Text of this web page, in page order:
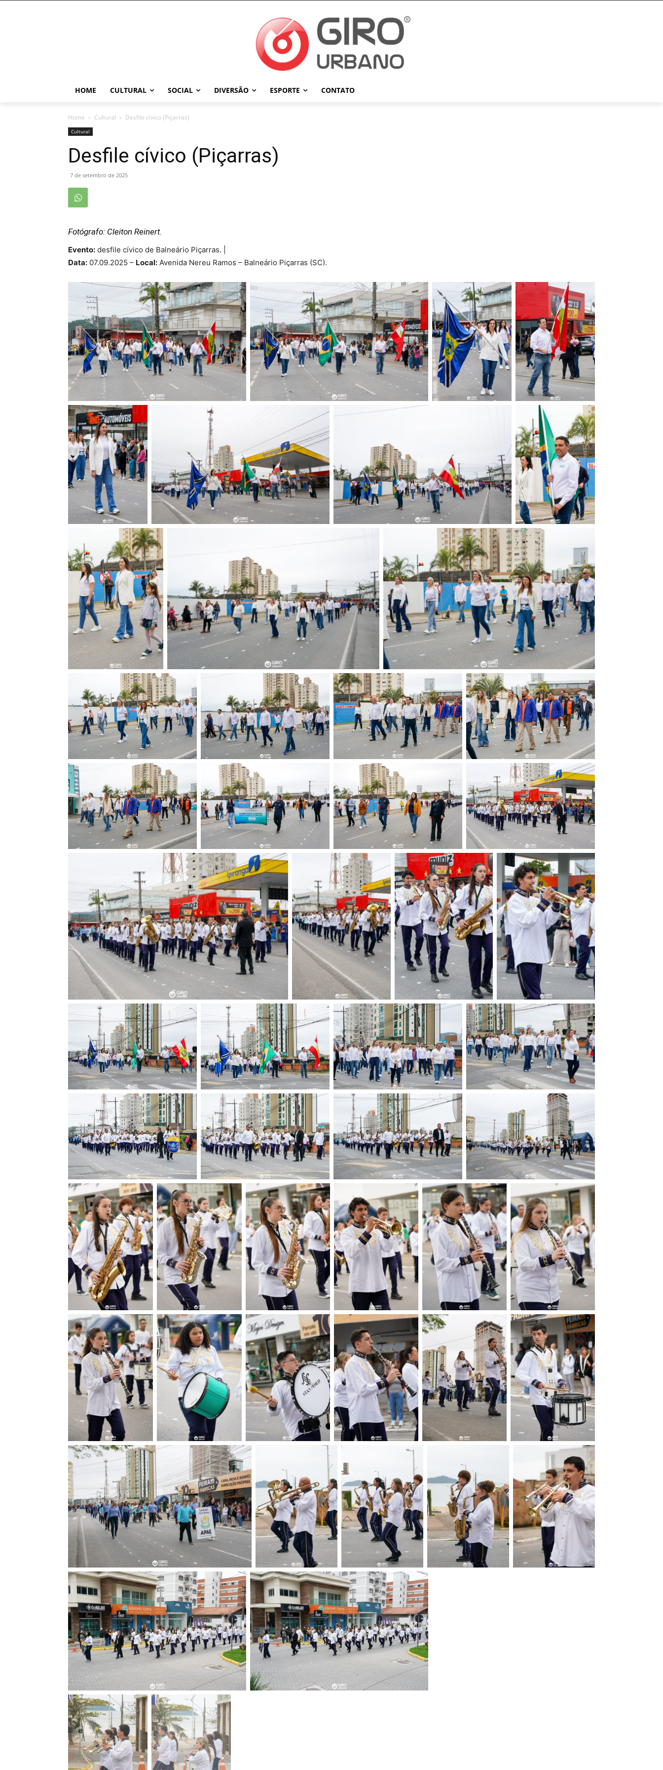
HOME CULTURAL SOCIAL DIVERSÃO ESPORTE CONTATO
Home Cultural Desfile cívico (Piçarras)
Cultural
Desfile cívico (Piçarras)
7 de setembro de 2025
Fotógrafo: Cleiton Reinert.
Evento: desfile cívico de Balneário Piçarras. |
Data: 07.09.2025 – Local: Avenida Nereu Ramos – Balneário Piçarras (SC).